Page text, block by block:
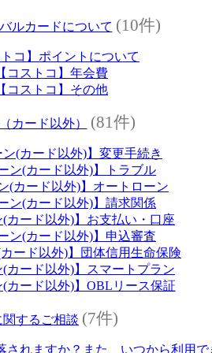
ルカードについて (10件)
トコ】ポイントについて
【コストコ】年会費
【コストコ】その他
カード以外） (81件)
ン(カード以外)】変更手続き
ン(カード以外)】トラブル
(カード以外)】オートローン
ン(カード以外)】請求関係
(カード以外)】お支払い・口座
ン(カード以外)】申込審査
カード以外)】団体信用生命保険
(カード以外)】スマートプラン
(カード以外)】OBLリース保証
関するご相談 (7件)
れますか？また、いつから利用で